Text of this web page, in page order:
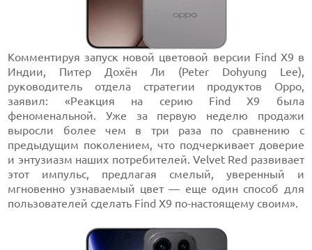
Комментируя запуск новой цветовой версии Find X9 в
Индии, Питер Дохён Ли (Peter Dohyung Lee),
руководитель отдела стратегии продуктов Oppo,
заявил: «Реакция на серию Find X9 была
феноменальной. Уже за первую неделю продажи
выросли более чем в три раза по сравнению с
предыдущим поколением, что подчеркивает доверие
и энтузиазм наших потребителей. Velvet Red развивает
этот импульс, предлагая смелый, уверенный и
мгновенно узнаваемый цвет — еще один способ для
пользователей сделать Find X9 по-настоящему своим».